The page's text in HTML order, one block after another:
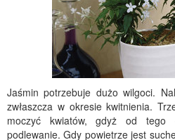
Jaśmin potrzebuje dużo wilgoci.
zwłaszcza w okresie kwitnienia.
moczyć kwiatów, gdyż od tego
podlewanie. Gdy powietrze jest